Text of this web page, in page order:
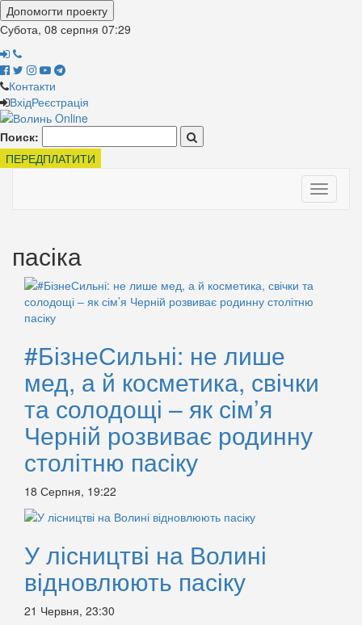
Допомогти проекту
Субота, 08 серпня 07:29
Контакти
ВхідРеєстрація
Поиск:
ПЕРЕДПЛАТИТИ
Toggle
пасіка
#БізнеСильні: не лише
мед, а й косметика, свічки
та солодощі – як сім’я
Черній розвиває родинну
столітню пасіку
18 Серпня, 19:22
У лісництві на Волині
відновлюють пасіку
21 Червня, 23:30